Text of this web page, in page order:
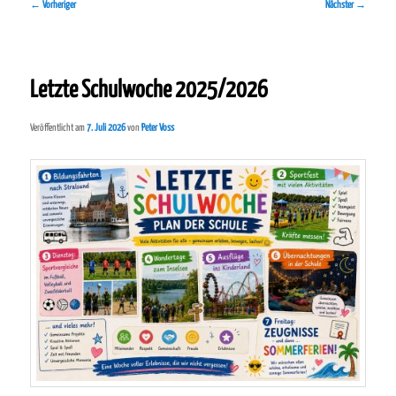
Beitragsnavigation
← Vorheriger Nächster →
Letzte Schulwoche 2025/2026
Veröffentlicht am7. Juli 2026vonPeter Voss